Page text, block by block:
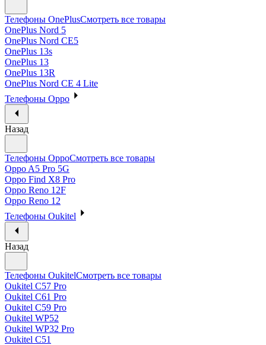
Телефоны OnePlusСмотреть все товары
OnePlus Nord 5
OnePlus Nord CE5
OnePlus 13s
OnePlus 13
OnePlus 13R
OnePlus Nord CE 4 Lite
Телефоны Oppo
Назад
Телефоны OppoСмотреть все товары
Oppo A5 Pro 5G
Oppo Find X8 Pro
Oppo Reno 12F
Oppo Reno 12
Телефоны Oukitel
Назад
Телефоны OukitelСмотреть все товары
Oukitel C57 Pro
Oukitel C61 Pro
Oukitel C59 Pro
Oukitel WP52
Oukitel WP32 Pro
Oukitel C51